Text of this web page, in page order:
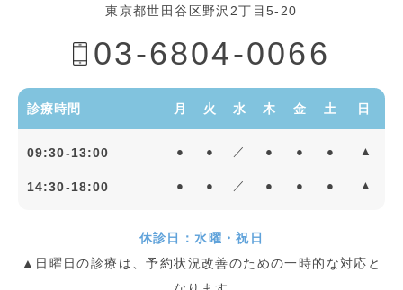
東京都世田谷区野沢2丁目5-20
03-6804-0066
診療時間 月 火 水 木 金 土 日
09:30-13:00 ● ● ／ ● ● ● ▲
14:30-18:00 ● ● ／ ● ● ● ▲
休診日：水曜・祝日
▲日曜日の診療は、予約状況改善のための一時的な対応と